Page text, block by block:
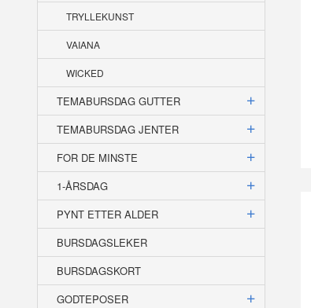
TRYLLEKUNST
VAIANA
WICKED
TEMABURSDAG GUTTER
TEMABURSDAG JENTER
FOR DE MINSTE
1-ÅRSDAG
PYNT ETTER ALDER
BURSDAGSLEKER
BURSDAGSKORT
GODTEPOSER